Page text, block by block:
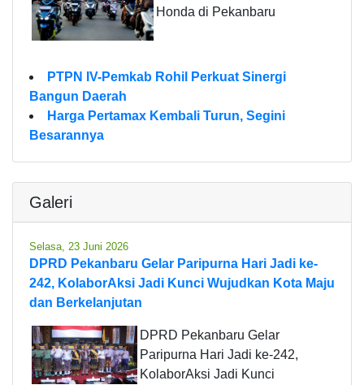
Honda di Pekanbaru
PTPN IV-Pemkab Rohil Perkuat Sinergi
Bangun Daerah
Harga Pertamax Kembali Turun, Segini
Besarannya
Galeri
Selasa, 23 Juni 2026
DPRD Pekanbaru Gelar Paripurna Hari Jadi ke-
242, KolaborAksi Jadi Kunci Wujudkan Kota Maju
dan Berkelanjutan
DPRD Pekanbaru Gelar
Paripurna Hari Jadi ke-242,
KolaborAksi Jadi Kunci